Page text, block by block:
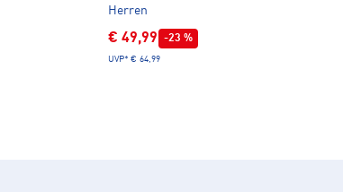
Herren
€ 49,99 -23 %
UVP* € 64,99